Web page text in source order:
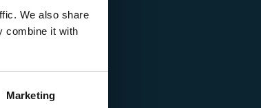
We also share
combine it with
Marketing